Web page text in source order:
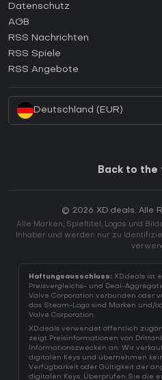
Wie aktiviert man einen Epic
Wie aktiviert man einen GOG CD
Wie aktiviert man einen Ubisoft
Wie aktiviert man einen EA App
Datenschutz
AGB
RSS Nachrichten
RSS Spiele
RSS Angebote
Deutschland (EUR)
Back to the
© 2026 XD.deals. Alle
Alle Marken, Spieltitel, Logos und
Inhaber und werden nur zu
Haftungsausschluss: XD.deals ist
Preisvergleichs- und Deal-
Valve Corporation verbunden oder
das Steam-Logo sind Marken und/
Valve Corporation.
XD.deals verwendet öffentlich
zeigt Preisinformationen von
Informationszwecken an. Wir
digitalen Keys und übernehmen
Verfügbarkeit oder Gültigkeit der
digitalen Keys. Überprüfen Sie die